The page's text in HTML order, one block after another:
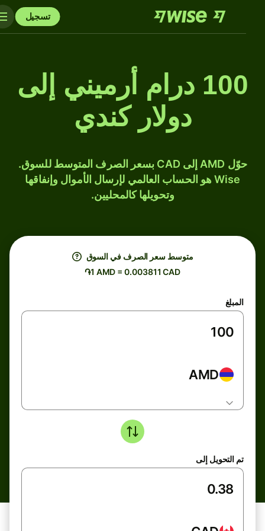
تسجيل
100 درام أرميني إلى
دولار كندي
حوّل AMD إلى CAD بسعر الصرف المتوسط للسوق.
Wise هو الحساب العالمي لإرسال الأموال وإنفاقها
وتحويلها كالمحليين.
متوسط ​​سعر الصرف في السوق
֏1 AMD = 0.003811 CAD
المبلغ
AMD
تم التحويل إلى